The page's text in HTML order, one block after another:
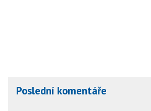
Poslední komentáře